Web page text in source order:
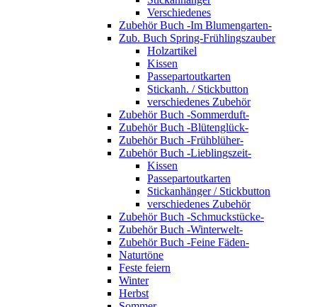
Verschiedenes
Zubehör Buch -Im Blumengarten-
Zub. Buch Spring-Frühlingszauber
Holzartikel
Kissen
Passepartoutkarten
Stickanh. / Stickbutton
verschiedenes Zubehör
Zubehör Buch -Sommerduft-
Zubehör Buch -Blütenglück-
Zubehör Buch -Frühblüher-
Zubehör Buch -Lieblingszeit-
Kissen
Passepartoutkarten
Stickanhänger / Stickbutton
verschiedenes Zubehör
Zubehör Buch -Schmuckstücke-
Zubehör Buch -Winterwelt-
Zubehör Buch -Feine Fäden-
Naturtöne
Feste feiern
Winter
Herbst